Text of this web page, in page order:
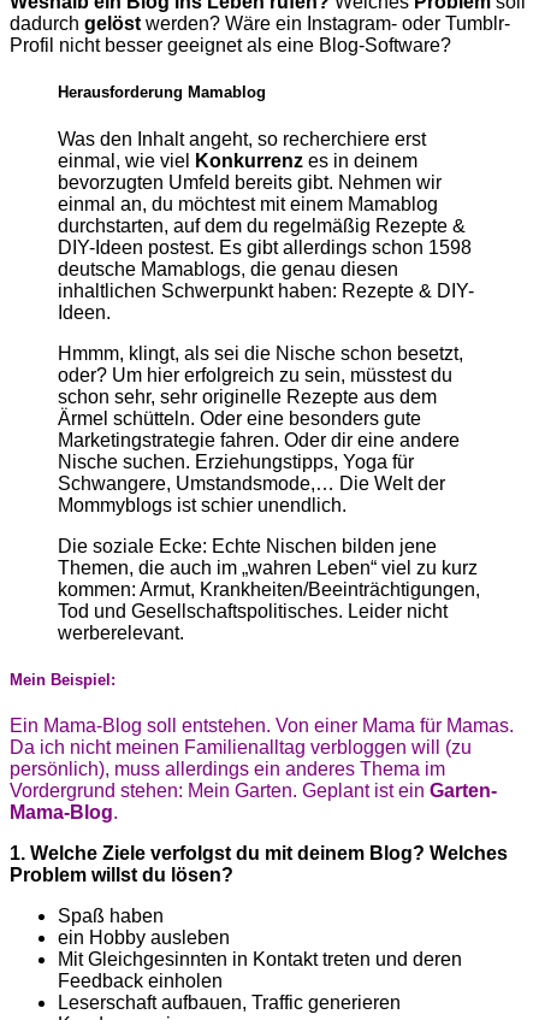
dadurch gelöst werden? Wäre ein Instagram- oder Tumblr-
Profil nicht besser geeignet als eine Blog-Software?
Herausforderung Mamablog
Was den Inhalt angeht, so recherchiere erst
einmal, wie viel
Konkurrenz es in deinem
bevorzugten Umfeld bereits gibt. Nehmen wir
einmal an, du möchtest mit einem Mamablog
durchstarten, auf dem du regelmäßig Rezepte &
DIY-Ideen postest. Es gibt allerdings schon 1598
deutsche Mamablogs, die genau diesen
inhaltlichen Schwerpunkt haben: Rezepte & DIY-
Ideen.
Hmmm, klingt, als sei die Nische schon besetzt,
oder? Um hier erfolgreich zu sein, müsstest du
schon sehr, sehr originelle Rezepte aus dem
Ärmel schütteln. Oder eine besonders gute
Marketingstrategie fahren. Oder dir eine andere
Nische suchen. Erziehungstipps, Yoga für
Schwangere, Umstandsmode,… Die Welt der
Mommyblogs ist schier unendlich.
Die soziale Ecke: Echte Nischen bilden jene
Themen, die auch im „wahren Leben“ viel zu kurz
kommen: Armut, Krankheiten/Beeinträchtigungen,
Tod und Gesellschaftspolitisches. Leider nicht
werberelevant.
Mein Beispiel:
Ein Mama-Blog soll entstehen. Von einer Mama für Mamas.
Da ich nicht meinen Familienalltag verbloggen will (zu
persönlich), muss allerdings ein anderes Thema im
Vordergrund stehen: Mein Garten. Geplant ist ein Garten-
Mama-Blog.
1. Welche Ziele verfolgst du mit deinem Blog? Welches
Problem willst du lösen?
Spaß haben
ein Hobby ausleben
Mit Gleichgesinnten in Kontakt treten und deren
Feedback einholen
Leserschaft aufbauen, Traffic generieren